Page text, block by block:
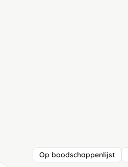
Op boodschappenlijst